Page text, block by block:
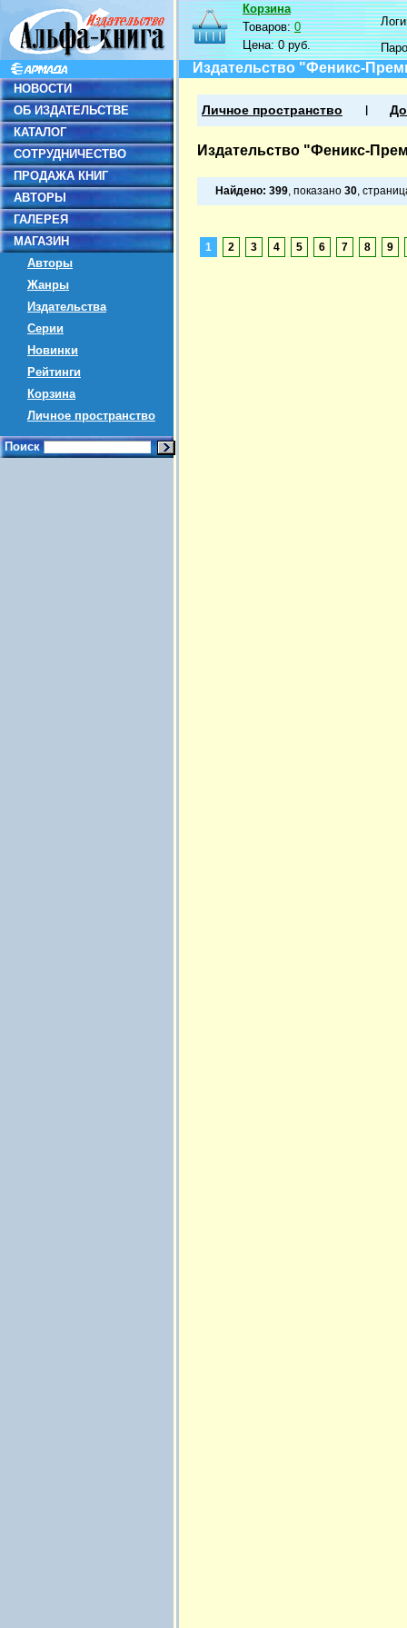
НОВОСТИ
ОБ ИЗДАТЕЛЬСТВЕ
КАТАЛОГ
СОТРУДНИЧЕСТВО
ПРОДАЖА КНИГ
АВТОРЫ
ГАЛЕРЕЯ
МАГАЗИН
Авторы
Жанры
Издательства
Серии
Новинки
Рейтинги
Корзина
Личное пространство
Поиск
Корзина
Товаров:0
Цена:0 руб.
Издательство "Феникс-
Личное пространство
Издательство "Феникс-
Найдено: 399, показано 30,
1 2 3 4 5 6 7 8 9